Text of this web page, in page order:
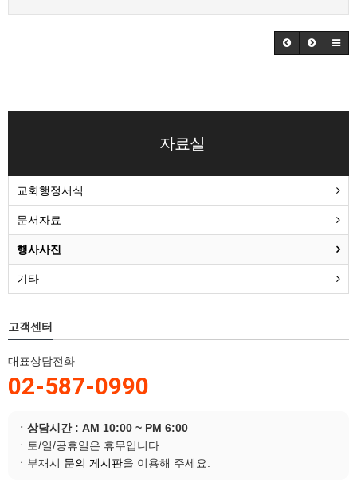
자료실
교회행정서식
문서자료
행사사진
기타
고객센터
대표상담전화
02-587-0990
ㆍ상담시간 : AM 10:00 ~ PM 6:00
ㆍ토/일/공휴일은 휴무입니다.
ㆍ부재시 문의 게시판을 이용해 주세요.